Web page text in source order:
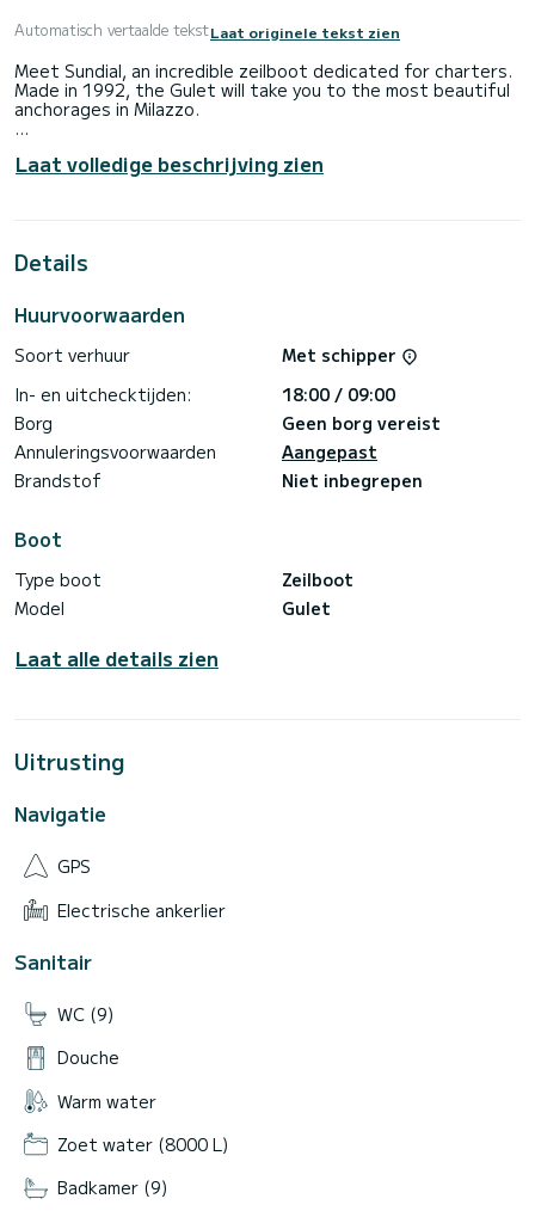
Automatisch vertaalde tekstLaat originele tekst zien
Meet Sundial, an incredible zeilboot dedicated for charters.
Made in 1992, the Gulet will take you to the most beautiful
anchorages in Milazzo.
people. With an overall length of 24 meters, it will be your
best ally to spend an exceptional vacation on the water in
U kunt uw reserveringsaanvraag naar ons sturen op
Laat volledige beschrijving zien
Details
Huurvoorwaarden
Soort verhuur
Met schipper
In- en uitchecktijden:
18:00 / 09:00
Borg
Geen borg vereist
Annuleringsvoorwaarden
Aangepast
Brandstof
Niet inbegrepen
Boot
Type boot
Zeilboot
Model
Gulet
Laat alle details zien
Uitrusting
Navigatie
GPS
Electrische ankerlier
Sanitair
WC (9)
Douche
Warm water
Zoet water (8000 L)
Badkamer (9)